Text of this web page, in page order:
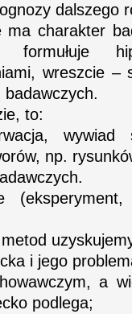
dalszego
ma charakter
formułuje
wreszcie
to:
wywiad
np.
i jego
a
podlega;